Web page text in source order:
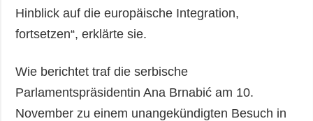
Hinblick auf die europäische Integration,
fortsetzen“, erklärte sie.
Wie berichtet traf die serbische
Parlamentspräsidentin Ana Brnabić am 10.
November zu einem unangekündigten Besuch in